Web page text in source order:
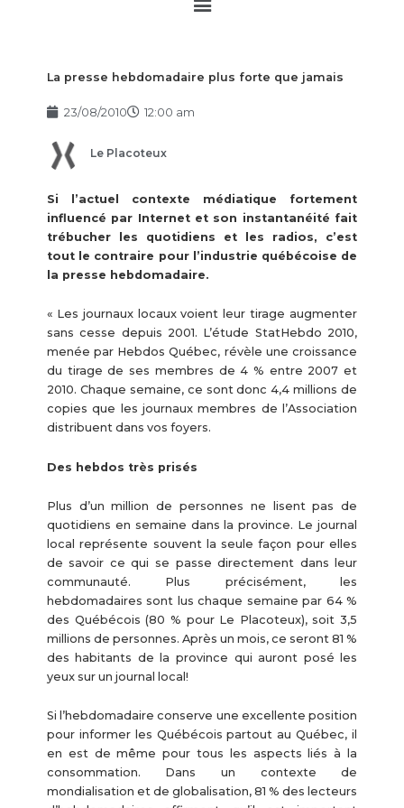
La presse hebdomadaire plus forte que jamais
23/08/2010 12:00 am
Le Placoteux
Si l’actuel contexte médiatique fortement
influencé par Internet et son instantanéité fait
trébucher les quotidiens et les radios, c’est
tout le contraire pour l’industrie québécoise de
la presse hebdomadaire.
« Les journaux locaux voient leur tirage augmenter
sans cesse depuis 2001. L’étude StatHebdo 2010,
menée par Hebdos Québec, révèle une croissance
du tirage de ses membres de 4 % entre 2007 et
2010. Chaque semaine, ce sont donc 4,4 millions de
copies que les journaux membres de l’Association
distribuent dans vos foyers.
Des hebdos très prisés
Plus d’un million de personnes ne lisent pas de
quotidiens en semaine dans la province. Le journal
local représente souvent la seule façon pour elles
de savoir ce qui se passe directement dans leur
communauté. Plus précisément, les
hebdomadaires sont lus chaque semaine par 64 %
des Québécois (80 % pour Le Placoteux), soit 3,5
millions de personnes. Après un mois, ce seront 81 %
des habitants de la province qui auront posé les
yeux sur un journal local!
Si l’hebdomadaire conserve une excellente position
pour informer les Québécois partout au Québec, il
en est de même pour tous les aspects liés à la
consommation. Dans un contexte de
mondialisation et de globalisation, 81 % des lecteurs